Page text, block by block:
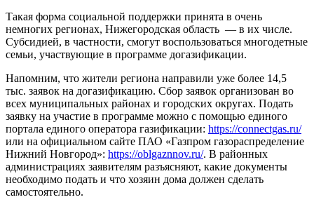
Такая форма социальной поддержки принята в очень
немногих регионах, Нижегородская область — в их числе.
Субсидией, в частности, смогут воспользоваться многодетные
семьи, участвующие в программе догазификации.
Напомним, что жители региона направили уже более 14,5
тыс. заявок на догазификацию. Сбор заявок организован во
всех муниципальных районах и городских округах. Подать
заявку на участие в программе можно с помощью единого
портала единого оператора газификации: https://connectgas.ru/
или на официальном сайте ПАО «Газпром газораспределение
Нижний Новгород»: https://oblgaznnov.ru/. В районных
администрациях заявителям разъясняют, какие документы
необходимо подать и что хозяин дома должен сделать
самостоятельно.